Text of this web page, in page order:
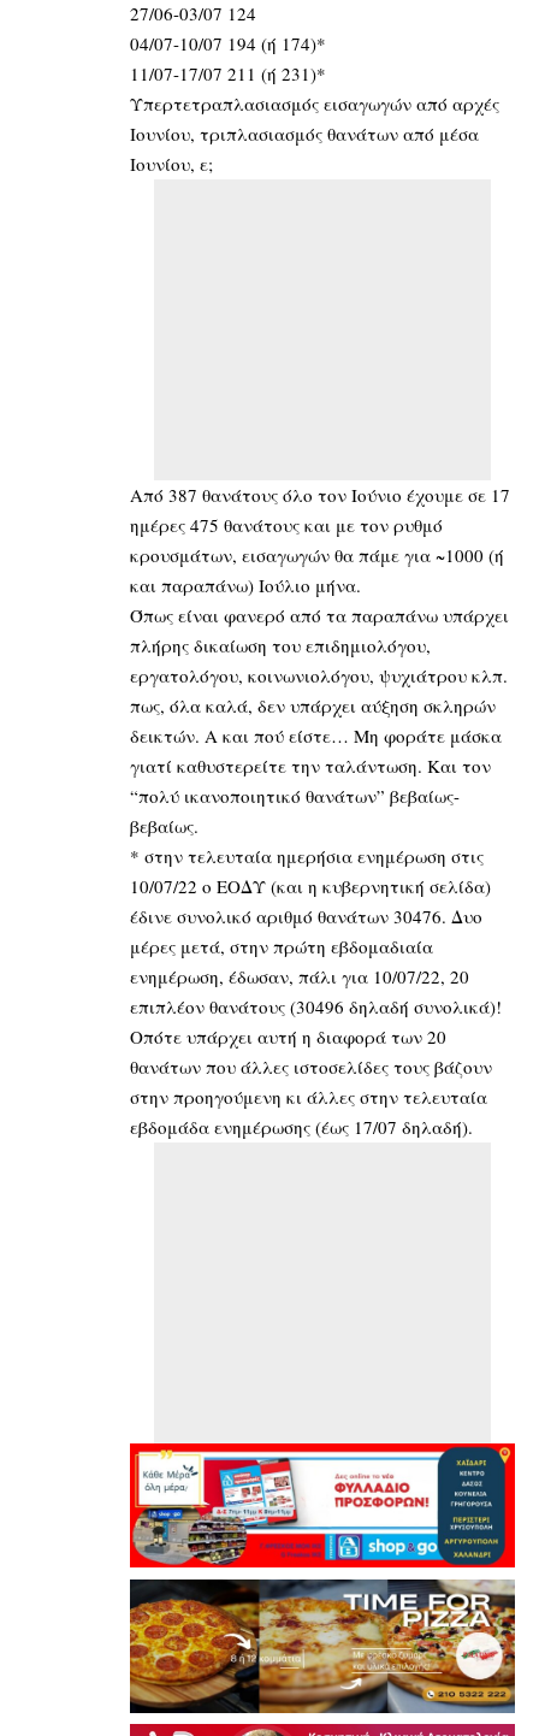
27/06-03/07 124
04/07-10/07 194 (ή 174)*
11/07-17/07 211 (ή 231)*
Υπερτετραπλασιασμός εισαγωγών από αρχές
Ιουνίου, τριπλασιασμός θανάτων από μέσα
Ιουνίου, ε;
Από 387 θανάτους όλο τον Ιούνιο έχουμε σε 17
ημέρες 475 θανάτους και με τον ρυθμό
κρουσμάτων, εισαγωγών θα πάμε για ~1000 (ή
και παραπάνω) Ιούλιο μήνα.
Όπως είναι φανερό από τα παραπάνω υπάρχει
πλήρης δικαίωση του επιδημιολόγου,
εργατολόγου, κοινωνιολόγου, ψυχιάτρου κλπ.
πως, όλα καλά, δεν υπάρχει αύξηση σκληρών
δεικτών. Α και πού είστε… Μη φοράτε μάσκα
γιατί καθυστερείτε την ταλάντωση. Και τον
“πολύ ικανοποιητικό θανάτων” βεβαίως-
βεβαίως.
* στην τελευταία ημερήσια ενημέρωση στις
10/07/22 ο ΕΟΔΥ (και η κυβερνητική σελίδα)
έδινε συνολικό αριθμό θανάτων 30476. Δυο
μέρες μετά, στην πρώτη εβδομαδιαία
ενημέρωση, έδωσαν, πάλι για 10/07/22, 20
επιπλέον θανάτους (30496 δηλαδή συνολικά)!
Οπότε υπάρχει αυτή η διαφορά των 20
θανάτων που άλλες ιστοσελίδες τους βάζουν
στην προηγούμενη κι άλλες στην τελευταία
εβδομάδα ενημέρωσης (έως 17/07 δηλαδή).